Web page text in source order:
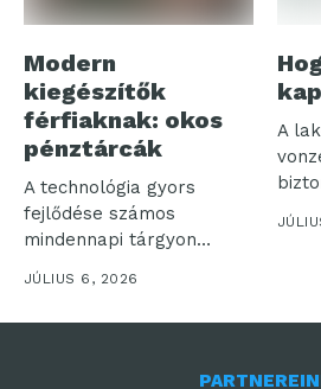
Modern
kiegészítők
férfiaknak: okos
pénztárcák
A technológia gyors
fejlődése számos
mindennapi tárgyon
hagyott nyomot, és a
férfiak...
JÚLIUS 6, 2026
A